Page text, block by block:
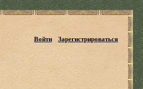
Войти Зарегистрироваться